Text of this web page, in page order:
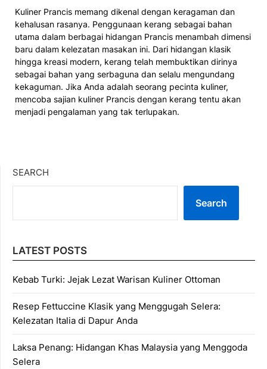
Kuliner Prancis memang dikenal dengan keragaman dan
kehalusan rasanya. Penggunaan kerang sebagai bahan
utama dalam berbagai hidangan Prancis menambah dimensi
baru dalam kelezatan masakan ini. Dari hidangan klasik
hingga kreasi modern, kerang telah membuktikan dirinya
sebagai bahan yang serbaguna dan selalu mengundang
kekaguman. Jika Anda adalah seorang pecinta kuliner,
mencoba sajian kuliner Prancis dengan kerang tentu akan
menjadi pengalaman yang tak terlupakan.
SEARCH
Search
LATEST POSTS
Kebab Turki: Jejak Lezat Warisan Kuliner Ottoman
Resep Fettuccine Klasik yang Menggugah Selera:
Kelezatan Italia di Dapur Anda
Laksa Penang: Hidangan Khas Malaysia yang Menggoda
Selera